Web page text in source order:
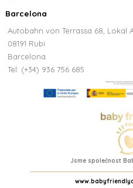
Barcelona
Autobahn von Terrassa 68, Lokal
08191 Rubi
Barcelona
Tel: (+34) 936 756 685
Jsme společnost